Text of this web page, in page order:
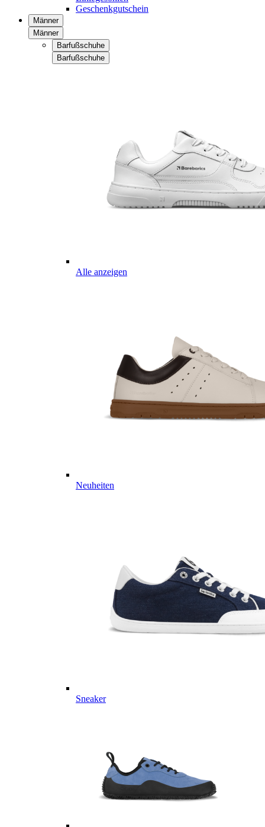
Geschenkgutschein
Männer
Männer
Barfußschuhe
Barfußschuhe
Alle anzeigen
Neuheiten
Sneaker